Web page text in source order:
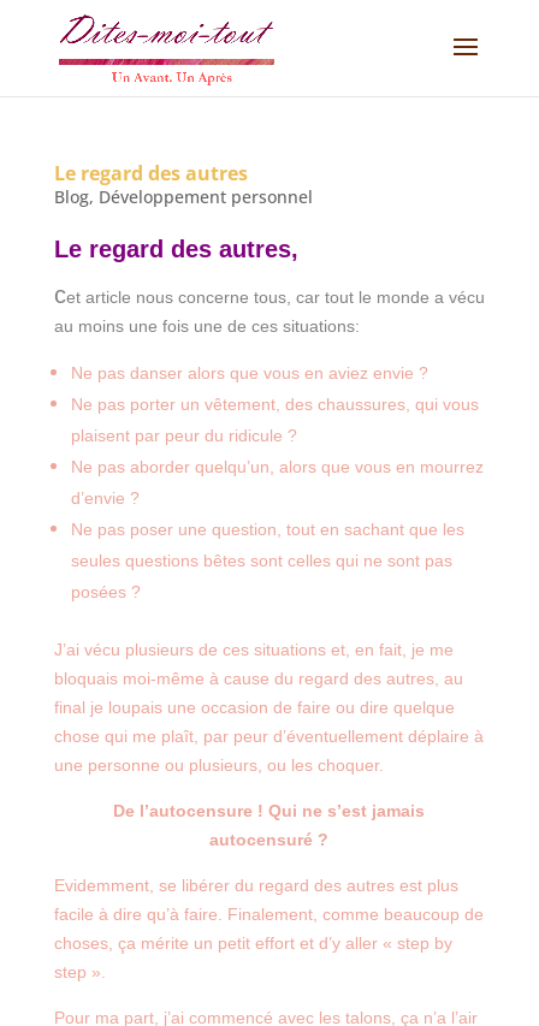
Le regard des autres
Blog, Développement personnel
Le regard des autres,
cet article nous concerne tous, car tout le monde a vécu
au moins une fois une de ces situations:
Ne pas danser alors que vous en aviez envie ?
Ne pas porter un vêtement, des chaussures, qui vous
plaisent par peur du ridicule ?
Ne pas aborder quelqu’un, alors que vous en mourrez
d’envie ?
Ne pas poser une question, tout en sachant que les
seules questions bêtes sont celles qui ne sont pas
posées ?
J’ai vécu plusieurs de ces situations et, en fait, je me
bloquais moi-même à cause du regard des autres, au
final je loupais une occasion de faire ou dire quelque
chose qui me plaît, par peur d’éventuellement déplaire à
une personne ou plusieurs, ou les choquer.
De l’autocensure ! Qui ne s’est jamais
autocensuré ?
Evidemment, se libérer du regard des autres est plus
facile à dire qu’à faire. Finalement, comme beaucoup de
choses, ça mérite un petit effort et d’y aller « step by
step ».
Pour ma part, j’ai commencé avec les talons, ça n’a l’air